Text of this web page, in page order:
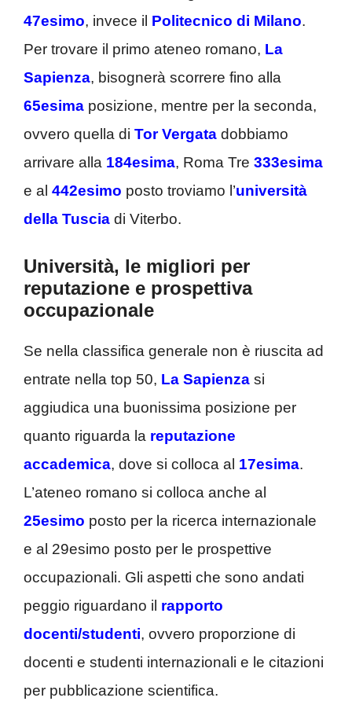
47esimo, invece il Politecnico di Milano.
Per trovare il primo ateneo romano, La
Sapienza, bisognerà scorrere fino alla
65esima posizione, mentre per la seconda,
ovvero quella di Tor Vergata dobbiamo
arrivare alla 184esima, Roma Tre 333esima
e al 442esimo posto troviamo l’università
della Tuscia di Viterbo.
Università, le migliori per
reputazione e prospettiva
occupazionale
Se nella classifica generale non è riuscita ad
entrate nella top 50, La Sapienza si
aggiudica una buonissima posizione per
quanto riguarda la reputazione
accademica, dove si colloca al 17esima.
L’ateneo romano si colloca anche al
25esimo posto per la ricerca internazionale
e al 29esimo posto per le prospettive
occupazionali. Gli aspetti che sono andati
peggio riguardano il rapporto
docenti/studenti, ovvero proporzione di
docenti e studenti internazionali e le citazioni
per pubblicazione scientifica.